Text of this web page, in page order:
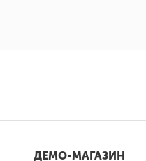
ДЕМО-МАГАЗИН